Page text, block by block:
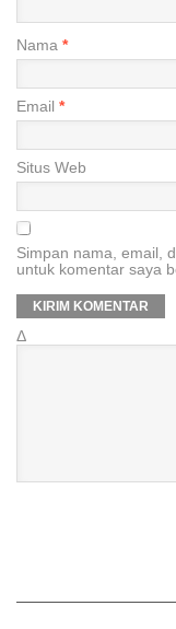
Nama *
Email *
Situs Web
Simpan nama, email,
untuk komentar saya
Δ